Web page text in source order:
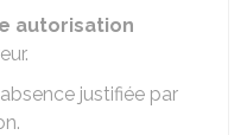
autorisation
justifiée par